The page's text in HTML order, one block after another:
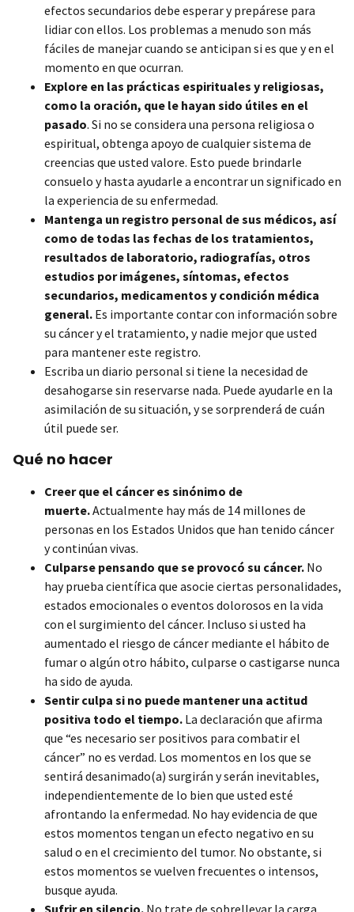
efectos secundarios debe esperar y prepárese para
lidiar con ellos. Los problemas a menudo son más
fáciles de manejar cuando se anticipan si es que y en el
momento en que ocurran.
Explore en las prácticas espirituales y religiosas,
como la oración, que le hayan sido útiles en el
pasado. Si no se considera una persona religiosa o
espiritual, obtenga apoyo de cualquier sistema de
creencias que usted valore. Esto puede brindarle
consuelo y hasta ayudarle a encontrar un significado en
la experiencia de su enfermedad.
Mantenga un registro personal de sus médicos, así
como de todas las fechas de los tratamientos,
resultados de laboratorio, radiografías, otros
estudios por imágenes, síntomas, efectos
secundarios, medicamentos y condición médica
general. Es importante contar con información sobre
su cáncer y el tratamiento, y nadie mejor que usted
para mantener este registro.
Escriba un diario personal si tiene la necesidad de
desahogarse sin reservarse nada. Puede ayudarle en la
asimilación de su situación, y se sorprenderá de cuán
útil puede ser.
Qué no hacer
Creer que el cáncer es sinónimo de
muerte.Actualmente hay más de 14 millones de
personas en los Estados Unidos que han tenido cáncer
y continúan vivas.
Culparse pensando que se provocó su cáncer. No
hay prueba científica que asocie ciertas personalidades,
estados emocionales o eventos dolorosos en la vida
con el surgimiento del cáncer. Incluso si usted ha
aumentado el riesgo de cáncer mediante el hábito de
fumar o algún otro hábito, culparse o castigarse nunca
ha sido de ayuda.
Sentir culpa si no puede mantener una actitud
positiva todo el tiempo. La declaración que afirma
que “es necesario ser positivos para combatir el
cáncer” no es verdad. Los momentos en los que se
sentirá desanimado(a) surgirán y serán inevitables,
independientemente de lo bien que usted esté
afrontando la enfermedad. No hay evidencia de que
estos momentos tengan un efecto negativo en su
salud o en el crecimiento del tumor. No obstante, si
estos momentos se vuelven frecuentes o intensos,
busque ayuda.
Sufrir en silencio. No trate de sobrellevar la carga